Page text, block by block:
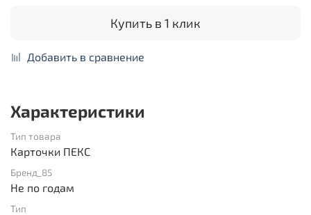
Купить в 1 клик
Добавить в сравнение
Характеристики
Тип товара
Карточки ПЕКС
Бренд_85
Не по годам
Тип